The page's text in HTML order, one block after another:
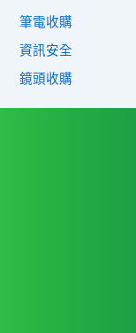
筆電收購
資訊安全
鏡頭收購